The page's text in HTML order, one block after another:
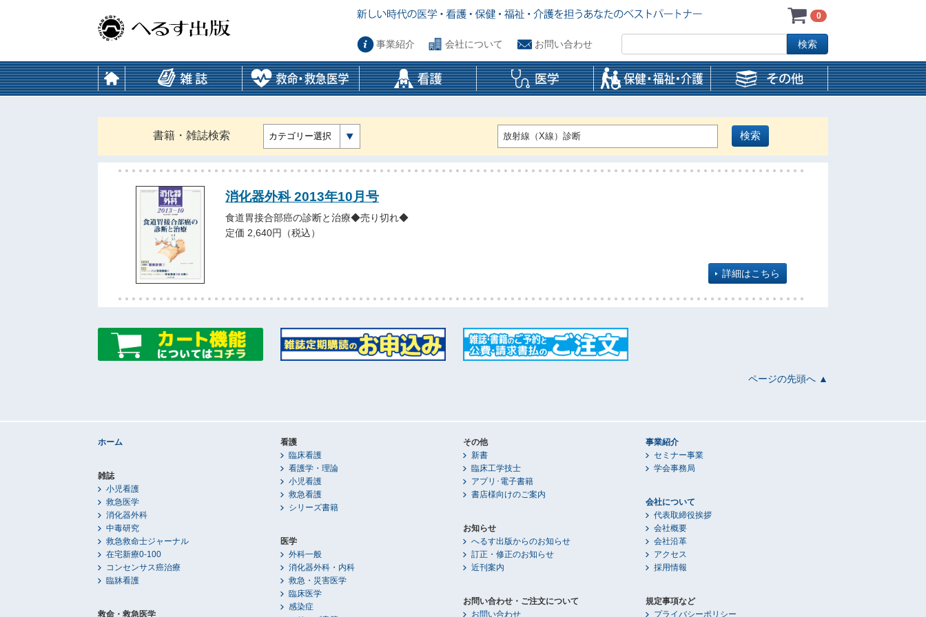
0
事業紹介 会社について お問い合わせ
書籍・雑誌検索 カテゴリー選択
消化器外科 2013年10月号
食道胃接合部癌の診断と治療◆売り切れ◆
定価 2,640円（税込）
詳細はこちら
ページの先頭へ ▲
ホーム
雑誌
小児看護
救急医学
消化器外科
中毒研究
救急救命士ジャーナル
在宅新療0-100
コンセンサス癌治療
臨牀看護
救命・救急医学
看護
臨床看護
看護学・理論
小児看護
救急看護
シリーズ書籍
医学
外科一般
消化器外科・内科
救急・災害医学
臨床医学
感染症
その他
新書
臨床工学技士
アプリ･電子書籍
書店様向けのご案内
お知らせ
へるす出版からのお知らせ
訂正・修正のお知らせ
近刊案内
お問い合わせ・ご注文について
お問い合わせ
事業紹介
セミナー事業
学会事務局
会社について
代表取締役挨拶
会社概要
会社沿革
アクセス
採用情報
規定事項など
プライバシーポリシー